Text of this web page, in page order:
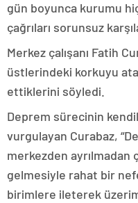
gün boyunca kurumu
çağrıları sorunsuz
Merkez çalışanı Fatih
üstlerindeki korkuyu
ettiklerini söyledi.
Deprem sürecinin
vurgulayan Curabaz,
merkezden ayrılmadan
gelmesiyle rahat bir
birimlere ileterek